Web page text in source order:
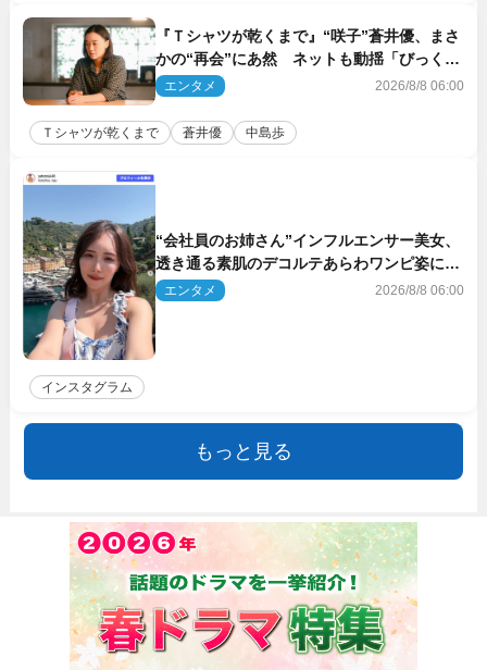
『Ｔシャツが乾くまで』“咲子”蒼井優、まさ
かの“再会”にあ然 ネットも動揺「びっくり
した!!」「今さら?!」（ネタバレあり）
エンタメ 2026/8/8 06:00
Ｔシャツが乾くまで 蒼井優 中島歩
“会社員のお姉さん”インフルエンサー美女、
透き通る素肌のデコルテあらわワンピ姿に反
響エンタメ 2026/8/8 06:00
インスタグラム
もっと見る